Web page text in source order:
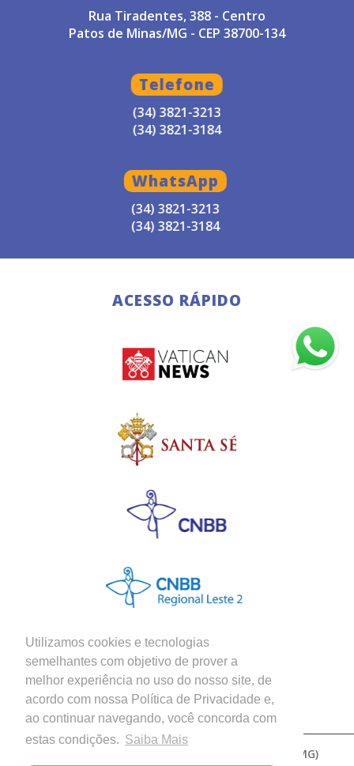
Utilizamos cookies e tecnologias
semelhantes com objetivo de prover a
melhor experiência no uso do nosso site, de
acordo com nossa Política de Privacidade e,
ao continuar navegando, você concorda com
estas condições. Saiba Mais
Rua Tiradentes, 388 - Centro
Patos de Minas/MG - CEP 38700-134
Telefone
(34) 3821-3213
(34) 3821-3184
WhatsApp
(34) 3821-3213
(34) 3821-3184
ACESSO RÁPIDO
Siga nossas Redes Sociais
Copyright © 2026 - Diocese de Patos de Minas (MG)